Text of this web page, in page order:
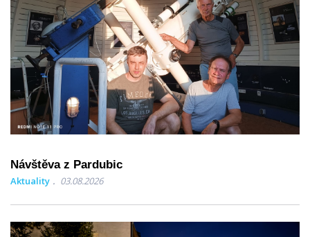
Návštěva z Pardubic
Aktuality 03.08.2026